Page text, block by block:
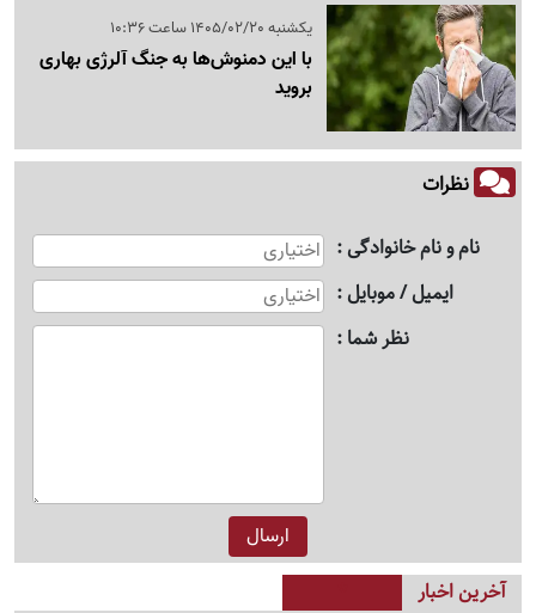
یکشنبه 1405/02/20 ساعت 10:36
با این دمنوش‌ها به جنگ آلرژی بهاری
بروید
نظرات
نام و نام خانوادگی
ایمیل / موبایل
نظر شما
آخرین اخبار